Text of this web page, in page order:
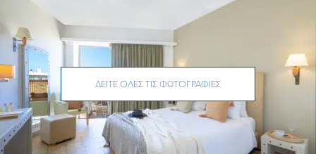
ΔΕΊΤΕ ΌΛΕΣ ΤΙΣ ΦΩΤΟΓΡΑΦΊΕΣ